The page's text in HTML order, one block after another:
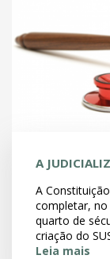
A
A
completar,
quarto de
criação do
Leia mais